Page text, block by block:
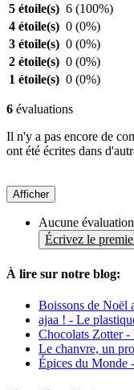
5 étoile(s) 6 (100%)
4 étoile(s) 0 (0%)
3 étoile(s) 0 (0%)
2 étoile(s) 0 (0%)
1 étoile(s) 0 (0%)
6 évaluations
Il n'y a pas encore de
ont été écrites dans
Afficher
Aucune
Écrivez le
À lire sur notre blog:
Boissons de Noël
ajaa ! - Le
Chocolats Zotter
Le chanvre, un
Épices du Monde